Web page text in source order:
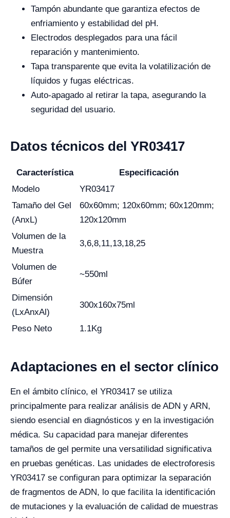
Tampón abundante que garantiza efectos de
enfriamiento y estabilidad del pH.
Electrodos desplegados para una fácil
reparación y mantenimiento.
Tapa transparente que evita la volatilización de
líquidos y fugas eléctricas.
Auto-apagado al retirar la tapa, asegurando la
seguridad del usuario.
Datos técnicos del YR03417
Característica
Especificación
Modelo
YR03417
Tamaño del Gel
(AnxL)
60x60mm; 120x60mm; 60x120mm;
120x120mm
Volumen de la
Muestra
3,6,8,11,13,18,25
Volumen de
Búfer
~550ml
Dimensión
(LxAnxAl)
300x160x75ml
Peso Neto 1.1Kg
Adaptaciones en el sector clínico
En el ámbito clínico, el YR03417 se utiliza
principalmente para realizar análisis de ADN y ARN,
siendo esencial en diagnósticos y en la investigación
médica. Su capacidad para manejar diferentes
tamaños de gel permite una versatilidad significativa
en pruebas genéticas. Las unidades de electroforesis
YR03417 se configuran para optimizar la separación
de fragmentos de ADN, lo que facilita la identificación
de mutaciones y la evaluación de calidad de muestras